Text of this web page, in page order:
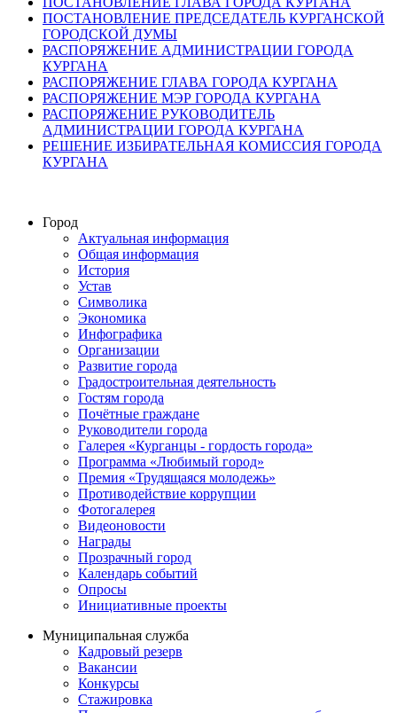
ПОСТАНОВЛЕНИЕ ПРЕДСЕДАТЕЛЬ КУРГАНСКОЙ
ГОРОДСКОЙ ДУМЫ
РАСПОРЯЖЕНИЕ АДМИНИСТРАЦИИ ГОРОДА
КУРГАНА
РАСПОРЯЖЕНИЕ ГЛАВА ГОРОДА КУРГАНА
РАСПОРЯЖЕНИЕ МЭР ГОРОДА КУРГАНА
РАСПОРЯЖЕНИЕ РУКОВОДИТЕЛЬ
АДМИНИСТРАЦИИ ГОРОДА КУРГАНА
РЕШЕНИЕ ИЗБИРАТЕЛЬНАЯ КОМИССИЯ ГОРОДА
КУРГАНА
Город
Актуальная информация
Общая информация
История
Устав
Символика
Экономика
Инфографика
Организации
Развитие города
Градостроительная деятельность
Гостям города
Почётные граждане
Руководители города
Галерея «Курганцы - гордость города»
Программа «Любимый город»
Премия «Трудящаяся молодежь»
Противодействие коррупции
Фотогалерея
Видеоновости
Награды
Прозрачный город
Календарь событий
Опросы
Инициативные проекты
Муниципальная служба
Кадровый резерв
Вакансии
Конкурсы
Стажировка